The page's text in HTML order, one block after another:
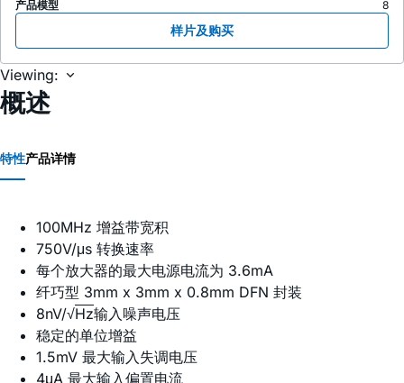
产品模型 8
样片及购买
Viewing:
概述
特性产品详情
100MHz 增益带宽积
750V/μs 转换速率
每个放大器的最大电源电流为 3.6mA
纤巧型 3mm x 3mm x 0.8mm DFN 封装
8nV/√Hz输入噪声电压
稳定的单位增益
1.5mV 最大输入失调电压
4μA 最大输入偏置电流